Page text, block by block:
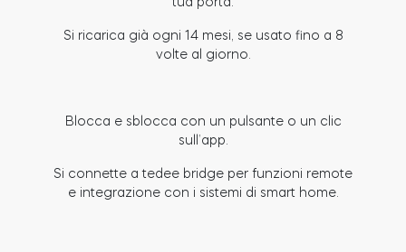
Tedee Biometric Module
Si ricarica già ogni 14 mesi, se usato fino a 8
volte al giorno.
Blocca e sblocca con un pulsante o un clic
sull’app.
Si connette a tedee bridge per funzioni remote
e integrazione con i sistemi di smart home.